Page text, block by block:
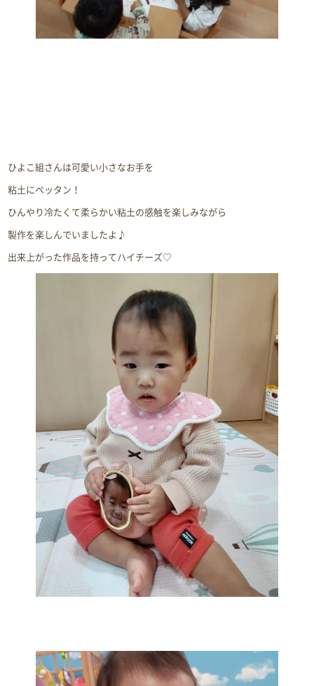
ひよこ組さんは可愛い小さなお手を
粘土にペッタン！
ひんやり冷たくて柔らかい粘土の感触を楽しみながら
製作を楽しんでいましたよ♪
出来上がった作品を持ってハイチーズ♡